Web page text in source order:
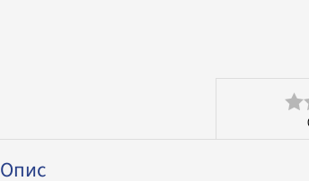
Опис